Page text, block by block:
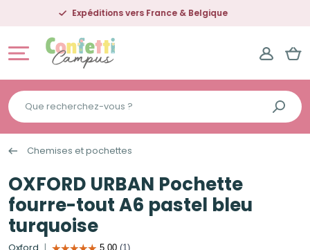
Expéditions vers France & Belgique
Que
recherchez-
vous
?
Chemises et pochettes
OXFORD URBAN Pochette
fourre-tout A6 pastel bleu
turquoise